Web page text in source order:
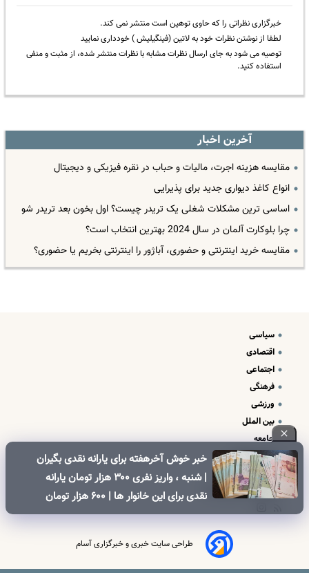
خبرگزاری نظراتی را که حاوی توهین است منتشر نمی کند.
لطفا از نوشتن نظرات خود به لاتین (فینگیلیش ) خودداری نمایید
توصیه می شود به جای ارسال نظرات مشابه با نظرات منتشر شده، از مثبت و منفی
استفاده کنید.
آخرین اخبار
مقایسه هزینه اجرت، مالیات و حباب در نقره فیزیکی و دیجیتال
انواع کاغذ دیواری جدید برای پذیرایی
اساسی ترین مشکلات شغلی یک تریدر چیست؟ اول بخون بعد تریدر شو
چرا بلوکارت آلمان در سال 2024 بهترین انتخاب است؟
مقایسه خرید اینترنتی و حضوری، آباژور را اینترنتی بخریم یا حضوری؟
خبر خوش آخرهفته برای یارانه نقدی بگیران
| شنبه ، واریز نفری ۳۰۰ هزار تومان یارانه
نقدی برای این خانوار ها | ۶۰۰ هزار تومان
کالابرگ برای خانوارهای دارای فرزند
سیاسی
اقتصادی
اجتماعی
فرهنگی
ورزشی
بین الملل
جامعه
علم و فناوری
درباره ما
تبلیغات و تماس با ما
طراحی سایت خبری و خبرگزاری آسام